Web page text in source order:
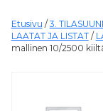
Etusivu / 3.
LAATAT JA LISTAT/
mallinen 10/2500